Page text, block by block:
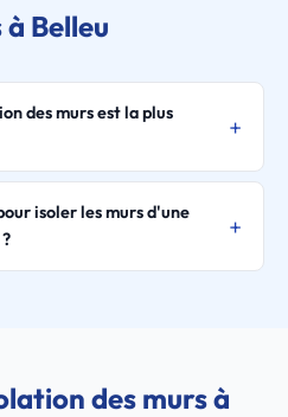
à Belleu
des murs est la plus
isoler les murs d'une
des murs à